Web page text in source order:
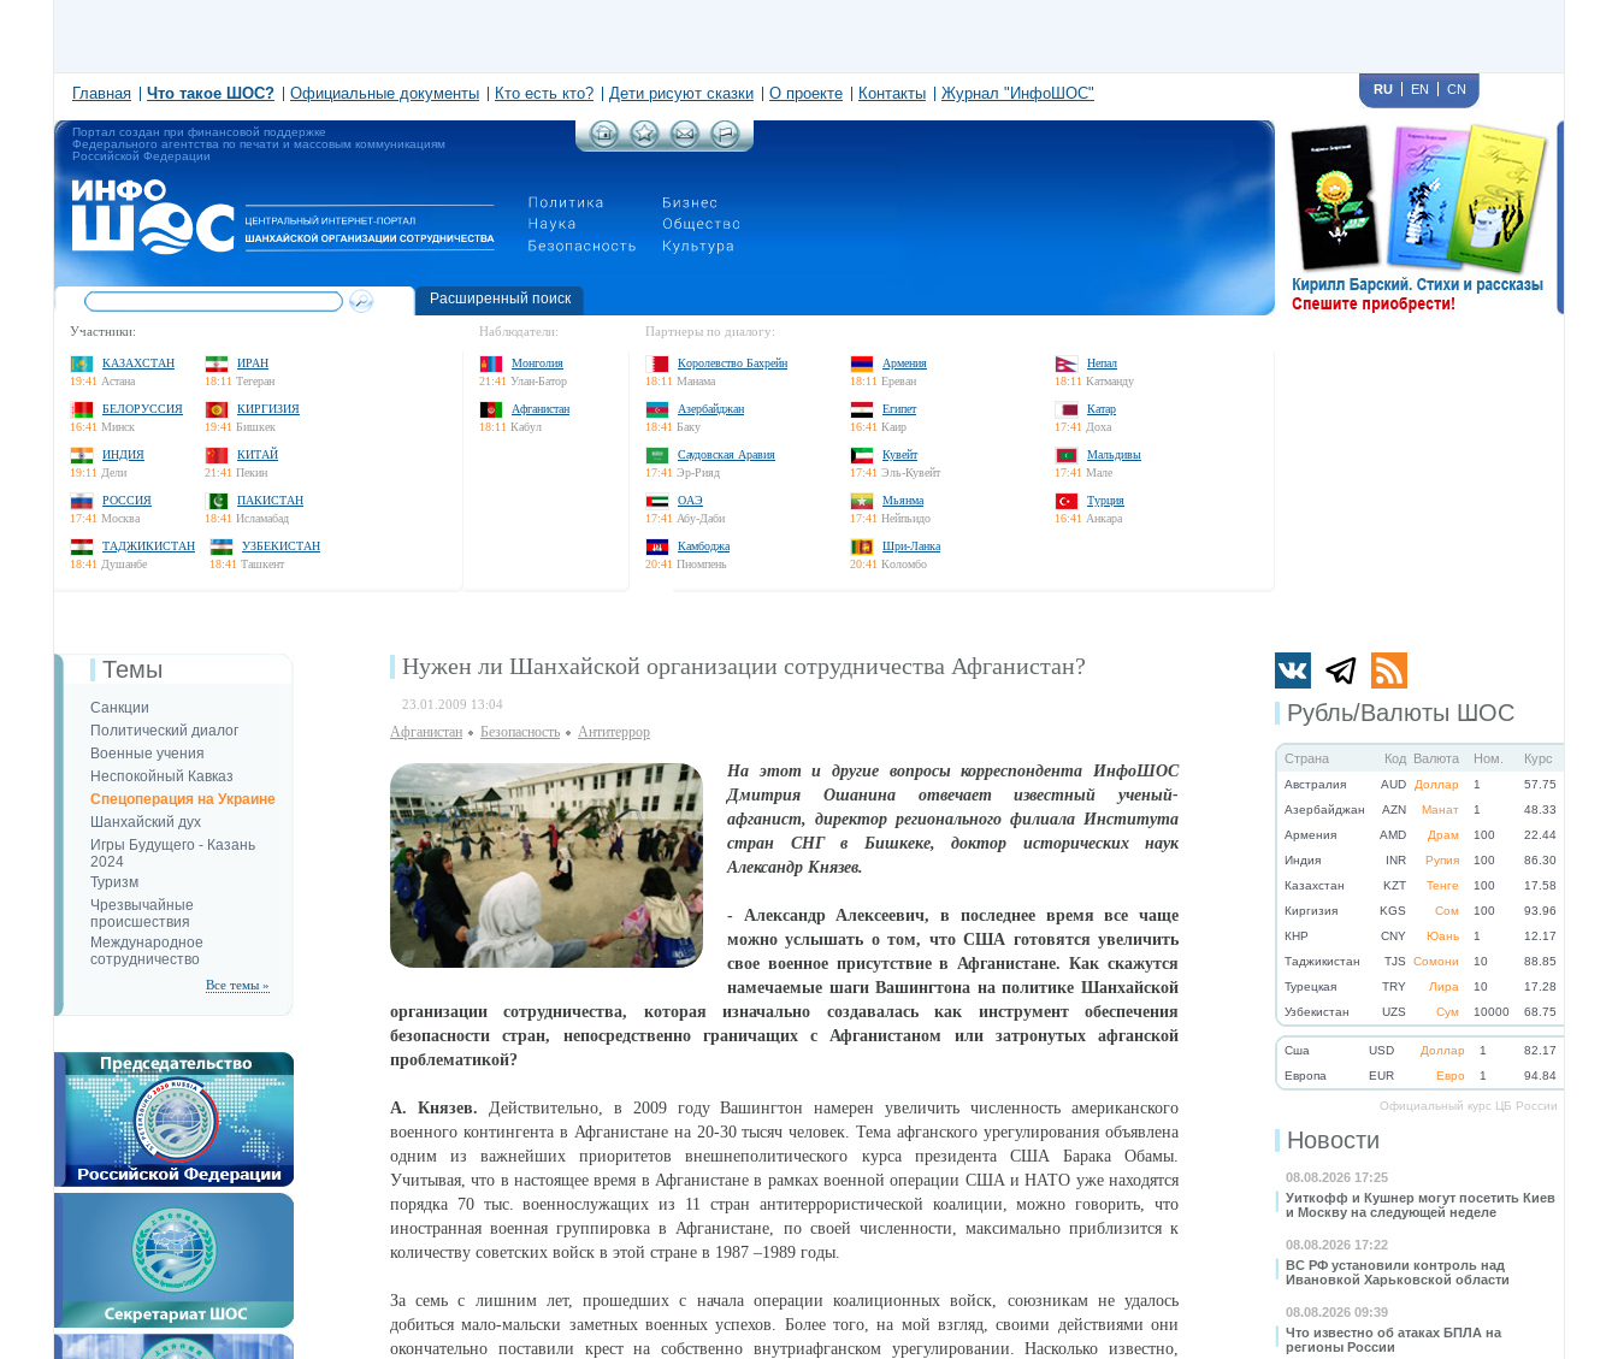
Главная Что такое ШОС? Официальные документы Кто есть кто? Дети рисуют сказки О проекте Контакты Журнал "ИнфоШОС" RU EN CN
Портал создан при финансовой поддержке
Федерального агентства по печати и массовым коммуникациям
Российской Федерации
Расширенный поиск
Участники:
КАЗАХСТАН
19:41 Астана
ИРАН
18:11 Тегеран
БЕЛОРУССИЯ
16:41 Минск
КИРГИЗИЯ
19:41 Бишкек
ИНДИЯ
19:11 Дели
КИТАЙ
21:41 Пекин
РОССИЯ
17:41 Москва
ПАКИСТАН
18:41 Исламабад
ТАДЖИКИСТАН
18:41 Душанбе
УЗБЕКИСТАН
18:41 Ташкент
Наблюдатели:
Монголия
21:41 Улан-Батор
Афганистан
18:11 Кабул
Партнеры по диалогу:
Королевство Бахрейн
18:11 Манама
Армения
18:11 Ереван
Непал
18:11 Катманду
Азербайджан
18:41 Баку
Египет
16:41 Каир
Катар
17:41 Доха
Саудовская Аравия
17:41 Эр-Рияд
Кувейт
17:41 Эль-Кувейт
Мальдивы
17:41 Мале
ОАЭ
17:41 Абу-Даби
Мьянма
17:41 Нейпьидо
Турция
16:41 Анкара
Камбоджа
20:41 Пномпень
Шри-Ланка
20:41 Коломбо
Рубль/Валюты ШОС
Страна Код Валюта Ном. Курс
Австралия AUD Доллар 1
57.75
Азербайджан
AZN Манат 1
48.33
Армения
AMD Драм 100
22.44
Индия
INR Рупия 100
86.30
Казахстан
KZT Тенге 100
17.58
Киргизия
KGS Сом 100
93.96
КНР
CNY Юань 1
12.17
Таджикистан
TJS Сомони 10
88.85
Турецкая
TRY Лира 10
17.28
Узбекистан
UZS Сум 10000 68.75
Cша USD Доллар 1
82.17
Eвропа
EUR Евро 1 94.84
Официальный курс ЦБ России
Новости
08.08.2026 17:25
Уиткофф и Кушнер могут посетить Киев
и Москву на следующей неделе
08.08.2026 17:22
ВС РФ установили контроль над
Ивановкой Харьковской области
08.08.2026 09:39
Что известно об атаках БПЛА на
регионы России
Темы
Санкции
Политический диалог
Военные учения
Неспокойный Кавказ
Спецоперация на Украине
Шанхайский дух
Игры Будущего - Казань
2024
Туризм
Чрезвычайные
происшествия
Международное
сотрудничество
Все темы »
Нужен ли Шанхайской организации сотрудничества Афганистан?
23.01.2009 13:04
Афганистан Безопаcность Антитеррор
На этот и другие вопросы корреспондента ИнфоШОС
Дмитрия Ошанина отвечает известный ученый-
афганист, директор регионального филиала Института
стран СНГ в Бишкеке, доктор исторических наук
Александр Князев.
- Александр Алексеевич, в последнее время все чаще
можно услышать о том, что США готовятся увеличить
свое военное присутствие в Афганистане. Как скажутся
намечаемые шаги Вашингтона на политике Шанхайской
организации сотрудничества, которая изначально создавалась как инструмент обеспечения
безопасности стран, непосредственно граничащих с Афганистаном или затронутых афганской
проблематикой?
А. Князев. Действительно, в 2009 году Вашингтон намерен увеличить численность американского
военного контингента в Афганистане на 20-30 тысяч человек. Тема афганского урегулирования объявлена
одним из важнейших приоритетов внешнеполитического курса президента США Барака Обамы.
Учитывая, что в настоящее время в Афганистане в рамках военной операции США и НАТО уже находятся
порядка 70 тыс. военнослужащих из 11 стран антитеррористической коалиции, можно говорить, что
иностранная военная группировка в Афганистане, по своей численности, максимально приблизится к
количеству советских войск в этой стране в 1987 –1989 годы.
За семь с лишним лет, прошедших с начала операции коалиционных войск, союзникам не удалось
добиться мало-мальски заметных военных успехов. Более того, на мой взгляд, своими действиями они
окончательно поставили крест на собственно внутриафганском урегулировании. Насколько известно,